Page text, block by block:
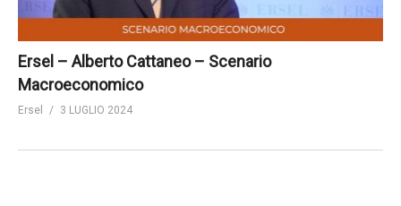
Ersel – Alberto Cattaneo – Scenario
Macroeconomico
Ersel 3 LUGLIO 2024